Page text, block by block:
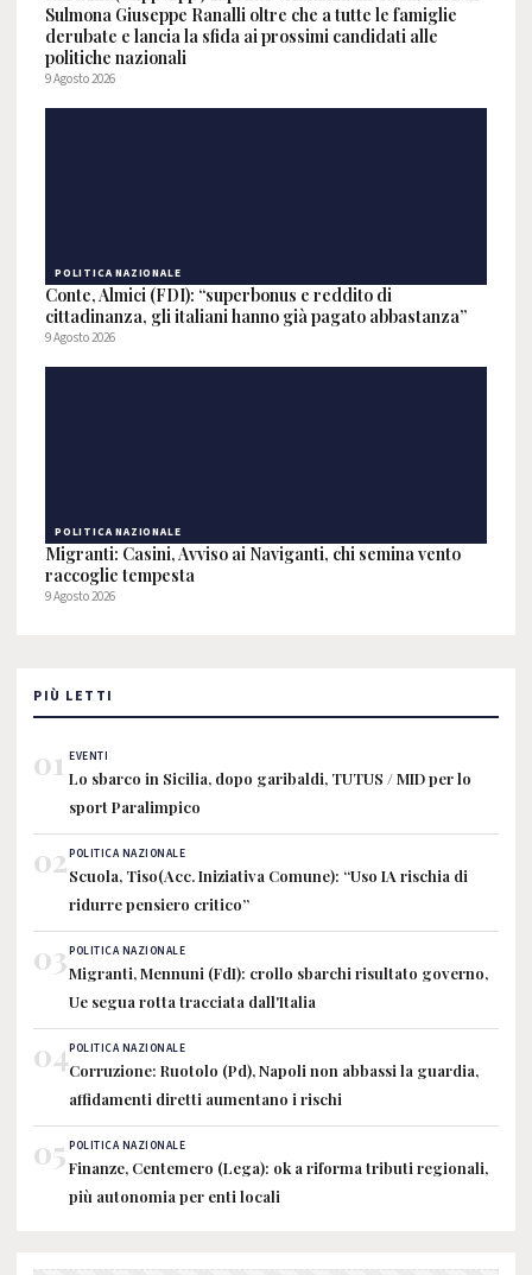
Sulmona Giuseppe Ranalli oltre che a tutte le famiglie
derubate e lancia la sfida ai prossimi candidati alle
politiche nazionali
9 Agosto 2026
POLITICA NAZIONALE
Conte, Almici (FDI): “superbonus e reddito di
cittadinanza, gli italiani hanno già pagato abbastanza”
9 Agosto 2026
POLITICA NAZIONALE
Migranti: Casini, Avviso ai Naviganti, chi semina vento
raccoglie tempesta
9 Agosto 2026
PIÙ LETTI
01 EVENTI
Lo sbarco in Sicilia, dopo garibaldi, TUTUS / MID per lo
sport Paralimpico
02POLITICA NAZIONALE
Scuola, Tiso(Acc. Iniziativa Comune): “Uso IA rischia di
ridurre pensiero critico”
03POLITICA NAZIONALE
Migranti, Mennuni (FdI): crollo sbarchi risultato governo,
Ue segua rotta tracciata dall'Italia
04POLITICA NAZIONALE
Corruzione: Ruotolo (Pd), Napoli non abbassi la guardia,
affidamenti diretti aumentano i rischi
05 POLITICA NAZIONALE
Finanze, Centemero (Lega): ok a riforma tributi regionali,
più autonomia per enti locali